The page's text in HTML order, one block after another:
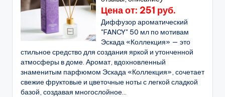
Цена от: 251 руб.
Диффузор ароматический
"FANCY" 50 мл по мотивам
Эскада «Коллекция» — это
стильное средство для создания яркой и утонченной
атмосферы в доме. Аромат, вдохновленный
знаменитым парфюмом Эскада «Коллекция», сочетает
свежие фруктовые и цветочные ноты с легкой сладкой
базой, создавая многослойное...